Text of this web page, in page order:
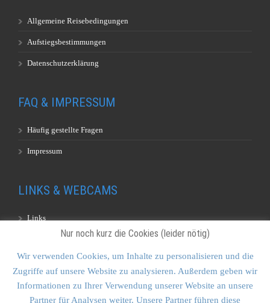
Allgemeine Reisebedingungen
Aufstiegsbestimmungen
Datenschutzerklärung
FAQ & IMPRESSUM
Häufig gestellte Fragen
Impressum
LINKS & WEBCAMS
Links
KONTAKT & SITEMAP
Nur noch kurz die Cookies (leider nötig)
Wir verwenden Cookies, um Inhalte zu personalisieren und die
Zugriffe auf unsere Website zu analysieren. Außerdem geben wir
Informationen zu Ihrer Verwendung unserer Website an unsere
Partner für Analysen weiter. Unsere Partner führen diese